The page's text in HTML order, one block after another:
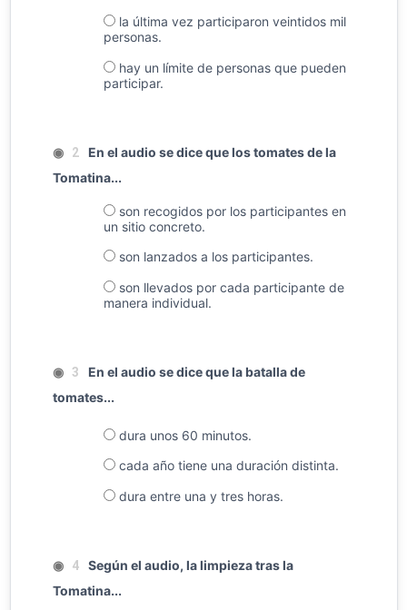
la última vez participaron veintidos mil
personas.
hay un límite de personas que pueden
participar.
◉ 2
En el audio se dice que los tomates de la
Tomatina...
son recogidos por los participantes en
un sitio concreto.
son lanzados a los participantes.
son llevados por cada participante de
manera individual.
◉ 3
En el audio se dice que la batalla de
tomates...
dura unos 60 minutos.
cada año tiene una duración distinta.
dura entre una y tres horas.
◉ 4
Según el audio, la limpieza tras la
Tomatina...